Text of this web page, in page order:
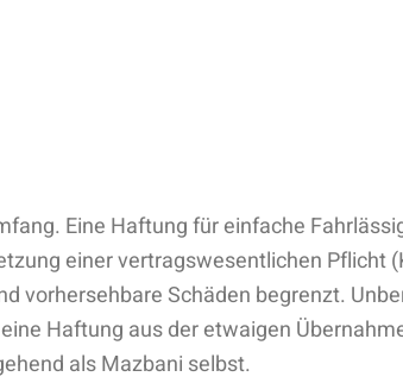
Eine Haftung für einfache
einer vertragswesentlichen Pflicht
vorhersehbare Schäden begrenzt.
Haftung aus der etwaigen
als Mazbani selbst.